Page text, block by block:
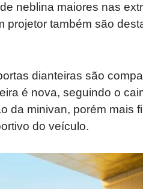
neblina maiores nas
projetor também são
dianteiras são
é nova, seguindo o
da minivan, porém mais
do veículo.